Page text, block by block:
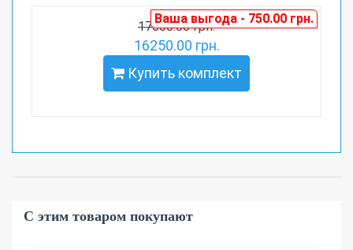
Ваша выгода - 750.00 грн.
17000.00 грн.
16250.00 грн.
Купить комплект
С этим товаром покупают